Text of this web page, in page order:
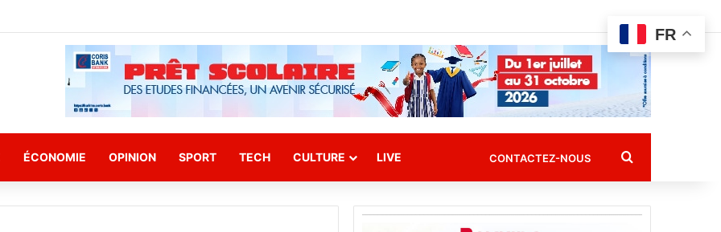
ÉCONOMIE OPINION SPORT TECH CULTURE LIVE CONTACTEZ-NOUS Rechercher
FR